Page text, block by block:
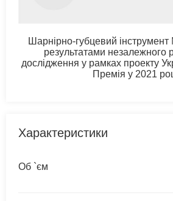
Шарнірно-губцевий інструмент
результатами незалежного
дослідження у рамках проекту
Премія у 2021
Характеристики
Об `єм